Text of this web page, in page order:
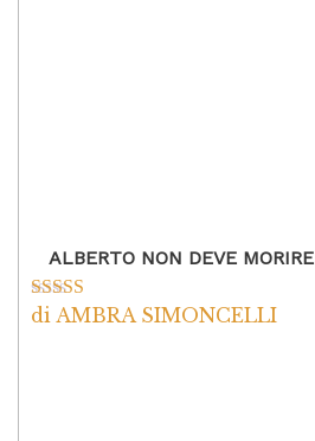
ALBERTO NON DEVE MORIRE
Valutato5su
di AMBRA SIMONCELLI